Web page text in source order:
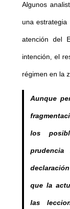
Algunos
una
atención del
intención, el
régimen en la
Aunque
los
que la
las